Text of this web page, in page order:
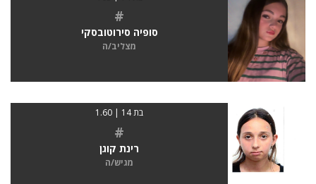
#
סופיה סירוטובסקי
מצליב/ה
בת 14 | 1.60
#
רינת קוגן
מגיש/ה